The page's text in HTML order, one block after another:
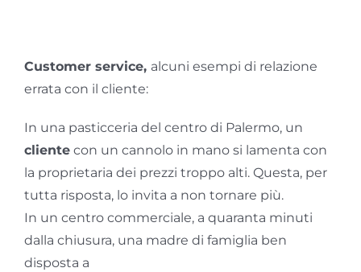
GOL
Società Trasparente
immagine
Customer service, alcuni esempi di relazione
errata con il cliente:
In una pasticceria del centro di Palermo, un
cliente con un cannolo in mano si lamenta con
la proprietaria dei prezzi troppo alti. Questa, per
tutta risposta, lo invita a non tornare più.
In un centro commerciale, a quaranta minuti
dalla chiusura, una madre di famiglia ben
disposta a